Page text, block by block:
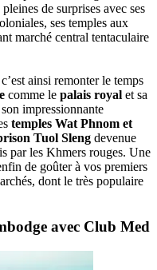
de surprises avec ses
ses temples aux
marché central tentaculaire
ainsi remonter le temps
comme le palais royal et sa
impressionnante
temples Wat Phnom et
Tuol Sleng devenue
par les Khmers rouges. Une
de goûter à vos premiers
dont le très populaire
avec Club Med